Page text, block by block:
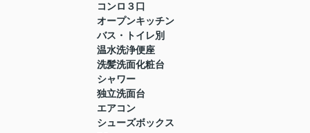
コンロ３口
オープンキッチン
バス・トイレ別
温水洗浄便座
洗髪洗面化粧台
シャワー
独立洗面台
エアコン
シューズボックス